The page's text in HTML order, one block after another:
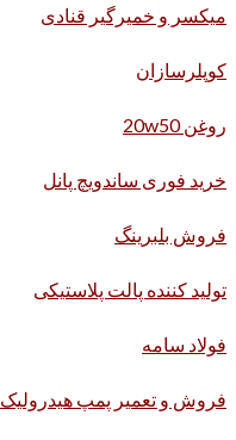
میکسر و خمیرگیر قنادی
کوپلرسازان
روغن 20w50
خرید فوری ساندویچ پانل
فروش بلبرینگ
تولید کننده پالت پلاستیکی
فولاد سامه
فروش و تعمیر پمپ هیدرولیک